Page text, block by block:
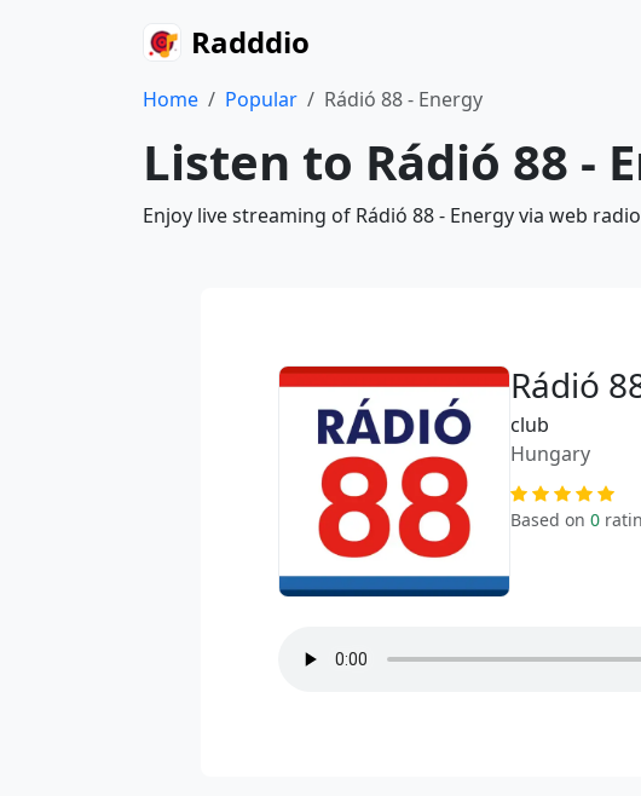
Radddio
Home Popular Rádió 88 - Energy
Listen to Rádió 88 -
Enjoy live streaming of Rádió 88 - Energy via web
Rádió
club
Hungary
Based on 0